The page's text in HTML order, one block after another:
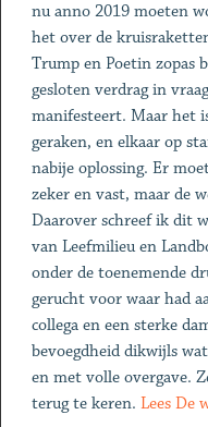
nu anno 2019 moeten
het over de
Trump en Poetin zopas
gesloten verdrag in
manifesteert. Maar het
geraken, en elkaar op
nabije oplossing. Er
zeker en vast, maar de
Daarover schreef ik dit
van Leefmilieu en
onder de toenemende
gerucht voor waar had
collega en een sterke
bevoegdheid dikwijls
en met volle overgave.
terug te keren. Lees De